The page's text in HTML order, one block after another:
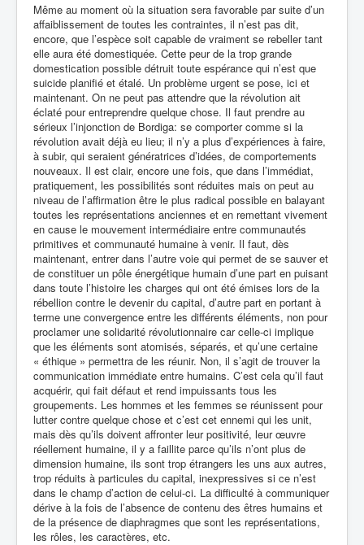
Même au moment où la situation sera favorable par suite d’un
affaiblissement de toutes les contraintes, il n’est pas dit,
encore, que l’espèce soit capable de vraiment se rebeller tant
elle aura été domestiquée. Cette peur de la trop grande
domestication possible détruit toute espérance qui n’est que
suicide planifié et étalé. Un problème urgent se pose, ici et
maintenant. On ne peut pas attendre que la révolution ait
éclaté pour entreprendre quelque chose. Il faut prendre au
sérieux l’injonction de Bordiga: se comporter comme si la
révolution avait déjà eu lieu; il n’y a plus d’expériences à faire,
à subir, qui seraient génératrices d’idées, de comportements
nouveaux. Il est clair, encore une fois, que dans l’immédiat,
pratiquement, les possibilités sont réduites mais on peut au
niveau de l’affirmation être le plus radical possible en balayant
toutes les représentations anciennes et en remettant vivement
en cause le mouvement intermédiaire entre communautés
primitives et communauté humaine à venir. Il faut, dès
maintenant, entrer dans l’autre voie qui permet de se sauver et
de constituer un pôle énergétique humain d’une part en puisant
dans toute l’histoire les charges qui ont été émises lors de la
rébellion contre le devenir du capital, d’autre part en portant à
terme une convergence entre les différents éléments, non pour
proclamer une solidarité révolutionnaire car celle-ci implique
que les éléments sont atomisés, séparés, et qu’une certaine
« éthique » permettra de les réunir. Non, il s’agit de trouver la
communication immédiate entre humains. C’est cela qu’il faut
acquérir, qui fait défaut et rend impuissants tous les
groupements. Les hommes et les femmes se réunissent pour
lutter contre quelque chose et c’est cet ennemi qui les unit,
mais dès qu’ils doivent affronter leur positivité, leur œuvre
réellement humaine, il y a faillite parce qu’ils n’ont plus de
dimension humaine, ils sont trop étrangers les uns aux autres,
trop réduits à particules du capital, inexpressives si ce n’est
dans le champ d’action de celui-ci. La difficulté à communiquer
dérive à la fois de l’absence de contenu des êtres humains et
de la présence de diaphragmes que sont les représentations,
les rôles, les caractères, etc.